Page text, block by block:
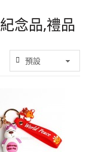
念品,禮品